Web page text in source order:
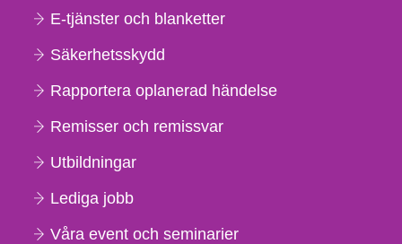
E-tjänster och blanketter
Säkerhetsskydd
Rapportera oplanerad händelse
Remisser och remissvar
Utbildningar
Lediga jobb
Våra event och seminarier